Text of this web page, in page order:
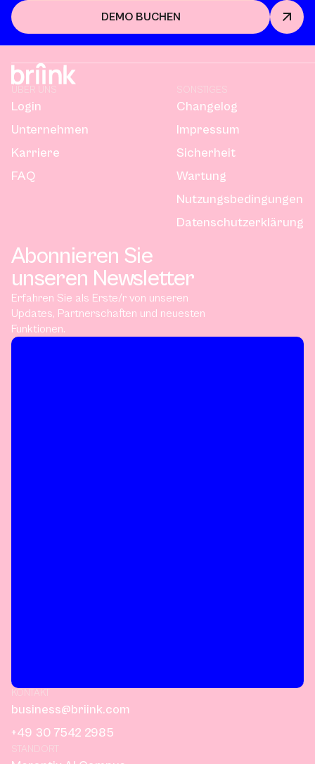
DEMO BUCHEN
ÜBER UNS
Login
Unternehmen
Karriere
FAQ
SONSTIGES
Changelog
Impressum
Sicherheit
Wartung
Nutzungsbedingungen
Datenschutzerklärung
Abonnieren Sie
unseren Newsletter
Erfahren Sie als Erste/r von unseren
Updates, Partnerschaften und neuesten
Funktionen.
KONTAKT
business@briink.com
+49 30 7542 2985
STANDORT